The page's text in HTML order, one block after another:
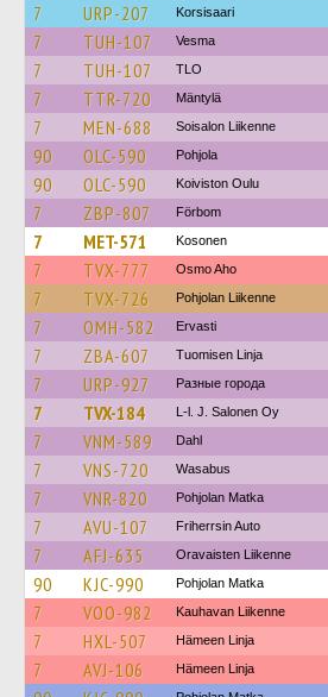
7 URP-207 Korsisaari
7 TUH-107 Vesma
7 TUH-107 TLO
7 TTR-720 Mäntylä
7 MEN-688 Soisalon Liikenne
90 OLC-590 Pohjola
90 OLC-590 Koiviston Oulu
7 ZBP-807 Förbom
7 MET-571 Kosonen
7 TVX-777 Osmo Aho
7 TVX-726 Pohjolan Liikenne
7 OMH-582 Ervasti
7 ZBA-607 Tuomisen Linja
7 URP-927 Разные города
7 TVX-184 L-l. J. Salonen Oy
7 VNM-589 Dahl
7 VNS-720 Wasabus
7 VNR-820 Pohjolan Matka
7 AVU-107 Friherrsin Auto
7 AFJ-635 Oravaisten Liikenne
90 KJC-990 Pohjolan Matka
7 VOO-982 Kauhavan Liikenne
7 HXL-507 Hämeen Linja
7 AVJ-106 Hämeen Linja